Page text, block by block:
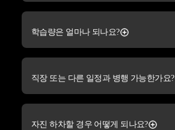
학습량은 얼마나 되나요?
직장 또는 다른 일정과 병행 가능한가요?
자진 하차할 경우 어떻게 되나요?